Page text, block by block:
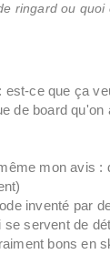
ringard ou quoi
ce que ça
de board
mon avis :
inventé par
se servent de
bons en